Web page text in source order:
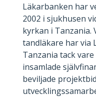
Läkarbanken har
2002 i sjukhusen
kyrkan i Tanzania.
tandläkare har via
Tanzania tack
insamlade
beviljade